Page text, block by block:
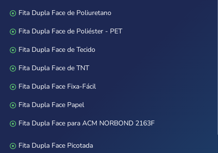
Fita Dupla Face de Poliuretano
Fita Dupla Face de Poliéster - PET
Fita Dupla Face de Tecido
Fita Dupla Face de TNT
Fita Dupla Face Fixa-Fácil
Fita Dupla Face Papel
Fita Dupla Face para ACM NORBOND 2163F
Fita Dupla Face Picotada